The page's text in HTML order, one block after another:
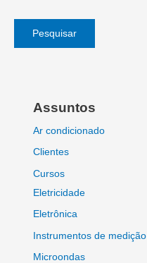
Pesquisar
Assuntos
Ar condicionado
Clientes
Cursos
Eletricidade
Eletrônica
Instrumentos de medição
Microondas